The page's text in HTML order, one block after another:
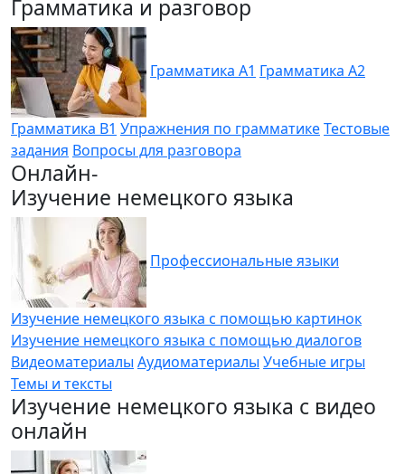
Грамматика и разговор
Грамматика A1 Грамматика A2
Грамматика B1 Упражнения по грамматикеТестовые
задания Вопросы для разговора
Онлайн-
Изучение немецкого языка
Профессиональные языки
Изучение немецкого языка с помощью картинок
Изучение немецкого языка с помощью диалогов
Видеоматериалы Аудиоматериалы Учебные игры
Темы и тексты
Изучение немецкого языка с видео
онлайн